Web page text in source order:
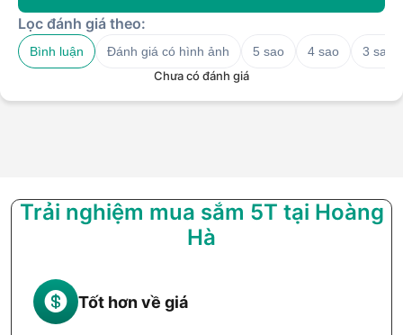
Lọc đánh giá theo:
Bình luận Đánh giá có hình ảnh 5 sao 4 sao
3 sao
Chưa có đánh giá
Trải nghiệm mua sắm 5T tại Hoàng
Hà
Tốt hơn về giá